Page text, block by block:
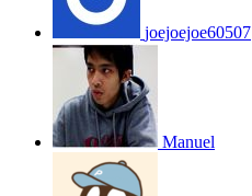
joejoejoe60507
Manuel